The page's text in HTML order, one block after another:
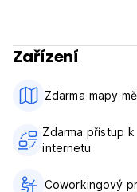
Zařízení
Zdarma mapy
Zdarma přístup k
internetu
Coworkingový